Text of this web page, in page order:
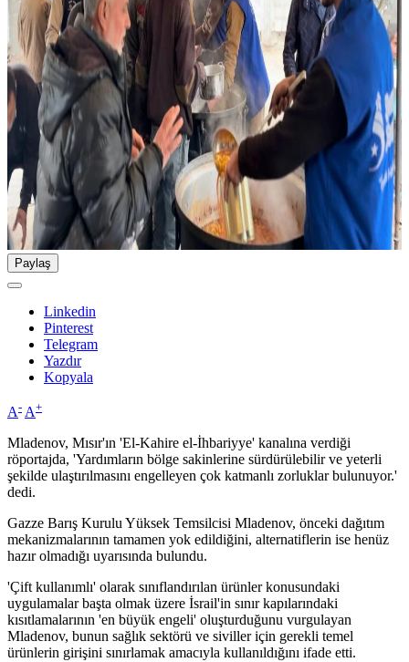
Paylaş
Linkedin
Pinterest
Telegram
Yazdır
Kopyala
A- A+
Mladenov, Mısır'ın 'El-Kahire el-İhbariyye' kanalına verdiği
röportajda, 'Yardımların bölge sakinlerine sürdürülebilir ve yeterli
şekilde ulaştırılmasını engelleyen çok katmanlı zorluklar bulunuyor.'
dedi.
Gazze Barış Kurulu Yüksek Temsilcisi Mladenov, önceki dağıtım
mekanizmalarının tamamen yok edildiğini, alternatiflerin ise henüz
hazır olmadığı uyarısında bulundu.
'Çift kullanımlı' olarak sınıflandırılan ürünler konusundaki
uygulamalar başta olmak üzere İsrail'in sınır kapılarındaki
kısıtlamalarının 'en büyük engeli' oluşturduğunu vurgulayan
Mladenov, bunun sağlık sektörü ve siviller için gerekli temel
ürünlerin girişini sınırlamak amacıyla kullanıldığını ifade etti.